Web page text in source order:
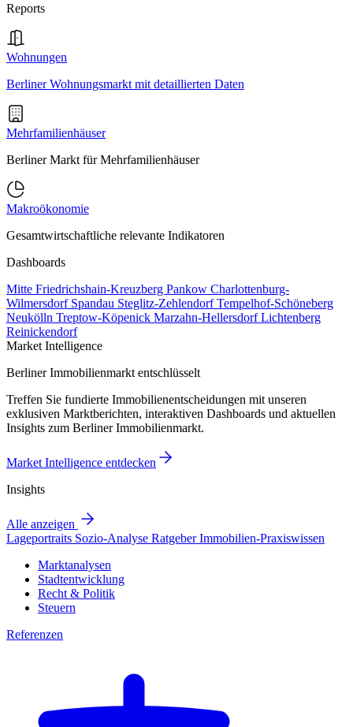
Reports
Wohnungen
Berliner Wohnungsmarkt mit detaillierten Daten
Mehrfamilienhäuser
Berliner Markt für Mehrfamilienhäuser
Makroökonomie
Gesamtwirtschaftliche relevante Indikatoren
Dashboards
Mitte Friedrichshain-Kreuzberg Pankow Charlottenburg-
Wilmersdorf Spandau Steglitz-ZehlendorfTempelhof-Schöneberg
Neukölln Treptow-Köpenick Marzahn-HellersdorfLichtenberg
Reinickendorf
Market Intelligence
Berliner Immobilienmarkt entschlüsselt
Treffen Sie fundierte Immobilienentscheidungen mit unseren
exklusiven Marktberichten, interaktiven Dashboards und aktuellen
Insights zum Berliner Immobilienmarkt.
Market Intelligence entdecken
Insights
Alle anzeigen
Lageportraits Sozio-Analyse RatgeberImmobilien-Praxiswissen
Marktanalysen
Stadtentwicklung
Recht & Politik
Steuern
Referenzen